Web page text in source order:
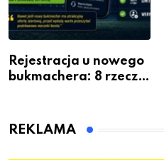
Rejestracja u nowego
bukmachera: 8 rzeczy,
REKLAMA